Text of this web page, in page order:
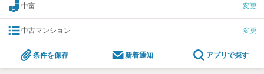
■アークレストのココが強み
を構え、グループ会社に《設計》《施工》《リフォーム》部門、
大型新所沢ショールームをもち、ワンストップであらゆる不
動産サービスに対応できる会社です。西武線沿線でオンリー
中富 変更
中古マンション 変更
条件を保存 新着通知 アプリで探す